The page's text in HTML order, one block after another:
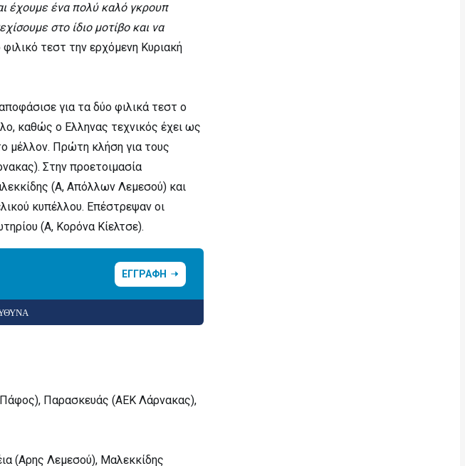
έχουμε ένα πολύ καλό γκρουπ
στο ίδιο μοτίβο και να
τεστ την ερχόμενη Κυριακή
για τα δύο φιλικά τεστ ο
καθώς ο Ελληνας τεχνικός έχει ως
μέλλον. Πρώτη κλήση για τους
Στην προετοιμασία
(Α, Απόλλων Λεμεσού) και
κυπέλλου. Επέστρεψαν οι
(Α, Κορόνα Κίελτσε).
ΕΓΓΡΑΦΗ
Παρασκευάς (ΑΕΚ Λάρνακας),
(Αρης Λεμεσού), Μαλεκκίδης